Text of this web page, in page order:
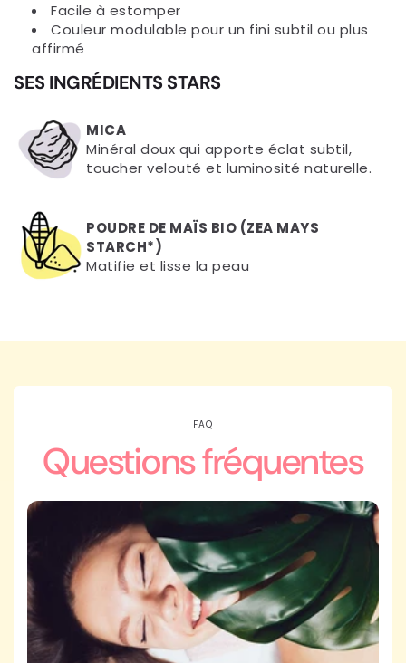
Facile à estomper
Couleur modulable pour un fini subtil ou plus
affirmé
SES INGRÉDIENTS STARS
MICA
Minéral doux qui apporte éclat subtil,
toucher velouté et luminosité naturelle.
POUDRE DE MAÏS BIO (ZEA MAYS
STARCH*)
Matifie et lisse la peau
FAQ
Questions fréquentes